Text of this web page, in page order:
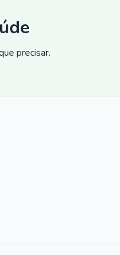
precisar.